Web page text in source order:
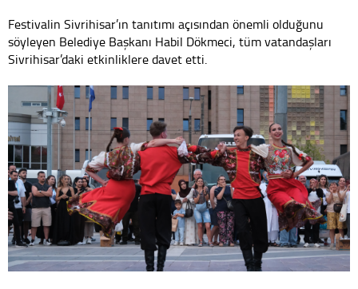
Festivalin Sivrihisar’ın tanıtımı açısından önemli olduğunu
söyleyen Belediye Başkanı Habil Dökmeci, tüm vatandaşları
Sivrihisar’daki etkinliklere davet etti.